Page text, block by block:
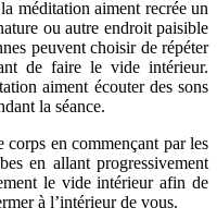
méditation aiment recrée un
ou autre endroit paisible
peuvent choisir de répéter
de faire le vide intérieur.
aiment écouter des sons
la séance.
corps en commençant par les
en allant progressivement
le vide intérieur afin de
à l’intérieur de vous.